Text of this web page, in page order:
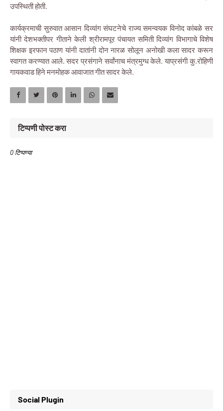
उपस्थिती होती.
कार्यक्रमाची सुरुवात आसान दिव्यांग संघटनेचे राज्य समन्वयक विनोद कांबळे सर
यांनी देशभक्तीपर गीताने केली श्रीरामपूर पंचायत समिती दिव्यांग विभागाचे विशेष
शिक्षक इरफान पठाण यांनी दातांनी दोन नारळ सोलून अनोखी कला सादर करून
स्वागत करण्यात आले. सदर प्रसंगाने सर्वांनाच मंत्रमुग्ध केले. याप्रसंगी कु.रोहिणी
गायकवाड हिने मनमोहक आवाजात गीत सादर केले.
टिप्पणी पोस्ट करा
0 टिप्पण्या
Social Plugin